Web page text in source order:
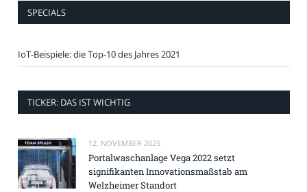
SPECIALS
IoT-Beispiele: die Top-10 des Jahres 2021
TICKER: DAS IST WICHTIG
12. NOVEMBER 2025
Portalwaschanlage Vega 2022 setzt
signifikanten Innovationsmaßstab am
Welzheimer Standort